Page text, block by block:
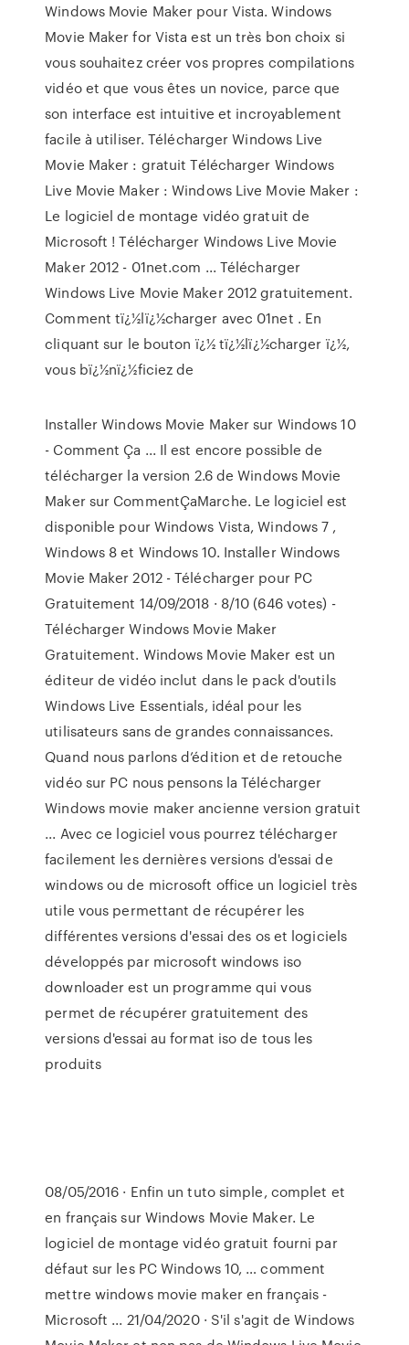
Windows Movie Maker pour Vista. Windows
Movie Maker for Vista est un très bon choix si
vous souhaitez créer vos propres compilations
vidéo et que vous êtes un novice, parce que
son interface est intuitive et incroyablement
facile à utiliser. Télécharger Windows Live
Movie Maker : gratuit Télécharger Windows
Live Movie Maker : Windows Live Movie Maker :
Le logiciel de montage vidéo gratuit de
Microsoft ! Télécharger Windows Live Movie
Maker 2012 - 01net.com ... Télécharger
Windows Live Movie Maker 2012 gratuitement.
Comment tï¿½lï¿½charger avec 01net . En
cliquant sur le bouton ï¿½ tï¿½lï¿½charger ï¿½,
vous bï¿½nï¿½ficiez de
Installer Windows Movie Maker sur Windows 10
- Comment Ça ... Il est encore possible de
télécharger la version 2.6 de Windows Movie
Maker sur CommentÇaMarche. Le logiciel est
disponible pour Windows Vista, Windows 7 ,
Windows 8 et Windows 10. Installer Windows
Movie Maker 2012 - Télécharger pour PC
Gratuitement 14/09/2018 · 8/10 (646 votes) -
Télécharger Windows Movie Maker
Gratuitement. Windows Movie Maker est un
éditeur de vidéo inclut dans le pack d'outils
Windows Live Essentials, idéal pour les
utilisateurs sans de grandes connaissances.
Quand nous parlons d’édition et de retouche
vidéo sur PC nous pensons la Télécharger
Windows movie maker ancienne version gratuit
... Avec ce logiciel vous pourrez télécharger
facilement les dernières versions d'essai de
windows ou de microsoft office un logiciel très
utile vous permettant de récupérer les
différentes versions d'essai des os et logiciels
développés par microsoft windows iso
downloader est un programme qui vous
permet de récupérer gratuitement des
versions d'essai au format iso de tous les
produits
08/05/2016 · Enfin un tuto simple, complet et
en français sur Windows Movie Maker. Le
logiciel de montage vidéo gratuit fourni par
défaut sur les PC Windows 10, … comment
mettre windows movie maker en français -
Microsoft ... 21/04/2020 · S'il s'agit de Windows